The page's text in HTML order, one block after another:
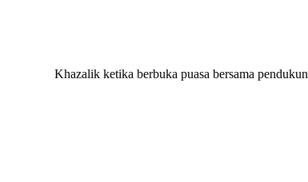
Khazalik ketika berbuka puasa bersama